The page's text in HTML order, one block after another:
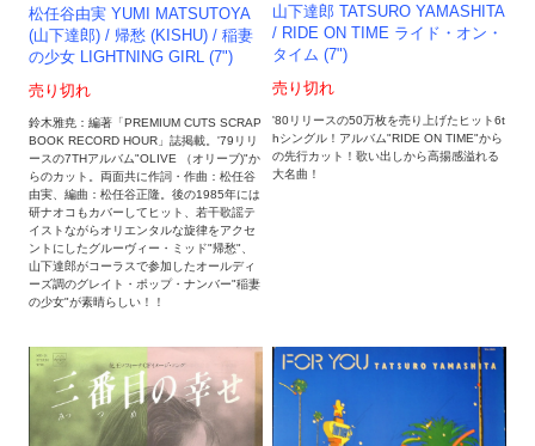
松任谷由実 YUMI MATSUTOYA
(山下達郎) / 帰愁 (KISHU) / 稲妻
の少女 LIGHTNING GIRL (7")
売り切れ
鈴木雅尭：編著「PREMIUM CUTS SCRAP
BOOK RECORD HOUR」誌掲載。'79リリ
ースの7THアルバム"OLIVE （オリーブ)"か
らのカット。両面共に作詞・作曲：松任谷
由実、編曲：松任谷正隆。後の1985年には
研ナオコもカバーしてヒット、若干歌謡テ
イストながらオリエンタルな旋律をアクセ
ントにしたグルーヴィー・ミッド"帰愁"、
山下達郎がコーラスで参加したオールディ
ーズ調のグレイト・ポップ・ナンバー"稲妻
の少女"が素晴らしい！！
山下達郎 TATSURO YAMASHITA
/ RIDE ON TIME ライド・オン・
タイム (7")
売り切れ
'80リリースの50万枚を売り上げたヒット6t
hシングル！アルバム"RIDE ON TIME"から
の先行カット！歌い出しから高揚感溢れる
大名曲！